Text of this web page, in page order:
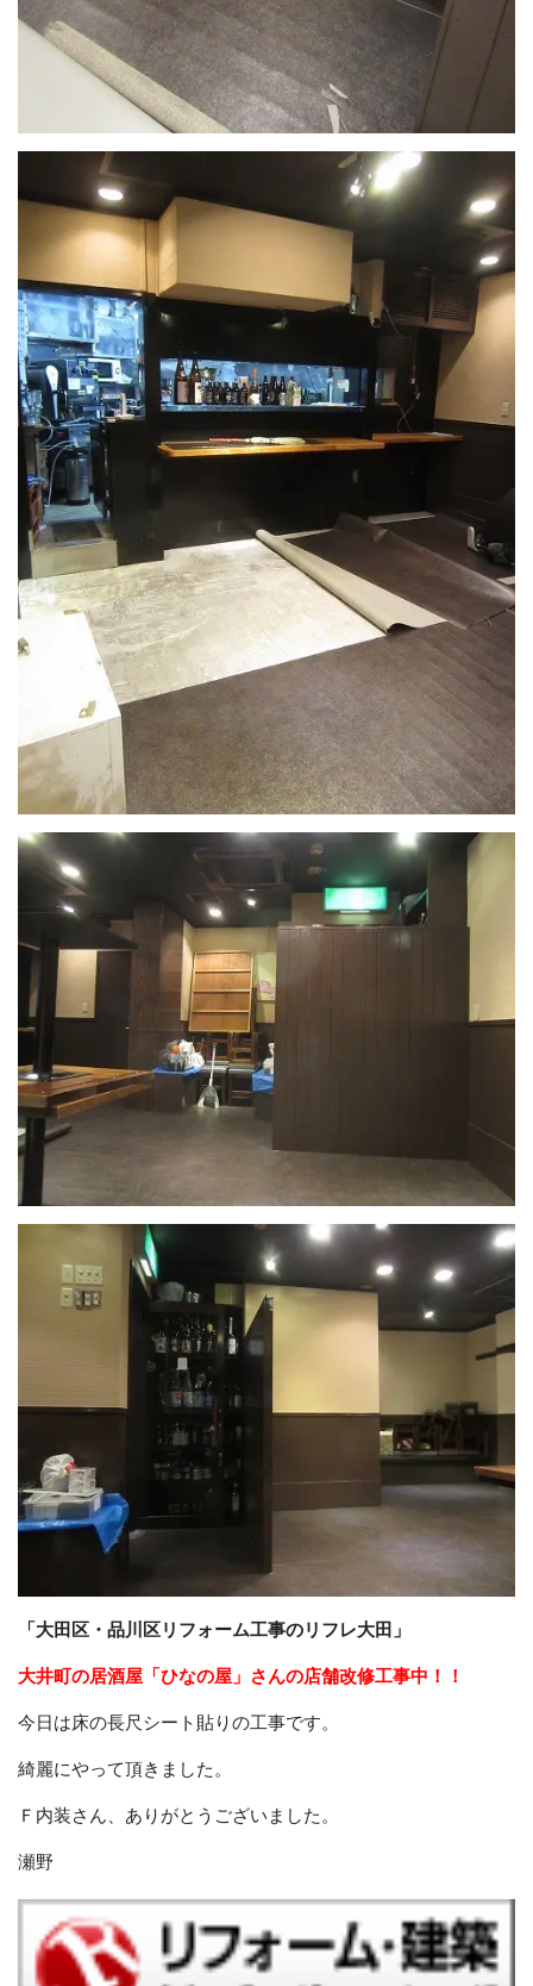
「大田区・品川区リフォーム工事のリフレ大田」
大井町の居酒屋「ひなの屋」さんの店舗改修工事中！！
今日は床の長尺シート貼りの工事です。
綺麗にやって頂きました。
Ｆ内装さん、ありがとうございました。
瀬野